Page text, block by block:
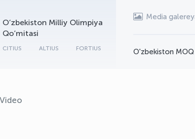
O‘zbekiston Milliy Olimpiya
Qo‘mitasi
CITIUS ALTIUS FORTIUS
Media
O'zbekiston MOQ
Video